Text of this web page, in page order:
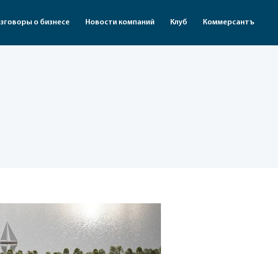
о бизнесе Новости компаний Клуб Коммерсантъ